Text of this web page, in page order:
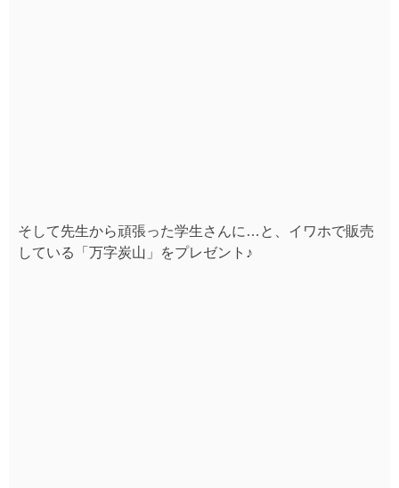
そして先生から頑張った学生さんに…と、イワホで販売
している「万字炭山」をプレゼント♪